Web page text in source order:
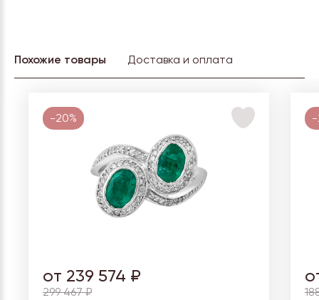
Похожие товары Доставка и оплата
-20%
от 239 574 ₽
299 467 ₽
-